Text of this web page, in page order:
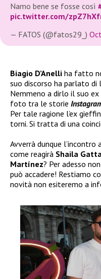
Namo bene se fosse così
pic.twitter.com/
— FATOS (@fatos29_)
Biagio D’Anelli ha fatto
suo discorso ha parlato di
Nemmeno a dirlo il suo ex
foto tra le storie
Per tale ragione l’ex
torni. Si tratta di una
Avverrà dunque l’incontro
come reagirà Shaila Gatta
Martínez? Per adesso
può accadere! Restiamo
novità non esiteremo a